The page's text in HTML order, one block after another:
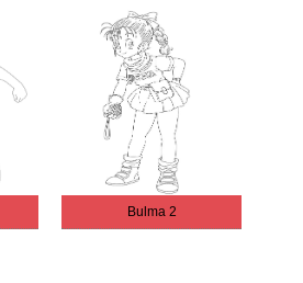
Bulma 2